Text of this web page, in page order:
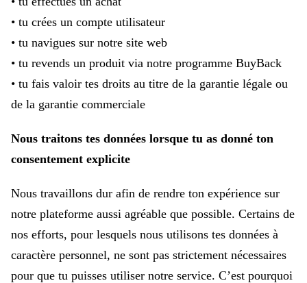
• tu crées un compte utilisateur
• tu navigues sur notre site web
• tu revends un produit via notre programme BuyBack
• tu fais valoir tes droits au titre de la garantie légale ou
de la garantie commerciale
Nous traitons tes données lorsque tu as donné ton
consentement explicite
Nous travaillons dur afin de rendre ton expérience sur
notre plateforme aussi agréable que possible. Certains de
nos efforts, pour lesquels nous utilisons tes données à
caractère personnel, ne sont pas strictement nécessaires
pour que tu puisses utiliser notre service. C’est pourquoi